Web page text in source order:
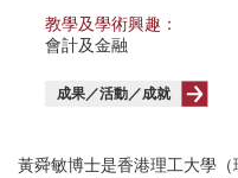
教學及學術興趣：
會計及金融
成果／活動／成就
黃舜敏博士是香港理工大學